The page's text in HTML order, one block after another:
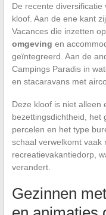
De recente
kloof. Aan de ene kant
Vacances die inzetten op
omgeving en
geïntegreerd. Aan de
Campings Paradis in
en stacaravans met
Deze kloof is niet alleen
bezettingsdichtheid, het
percelen en het type
schaal verwelkomt vaak
recreatievakantiedorp,
verandert.
Gezinnen